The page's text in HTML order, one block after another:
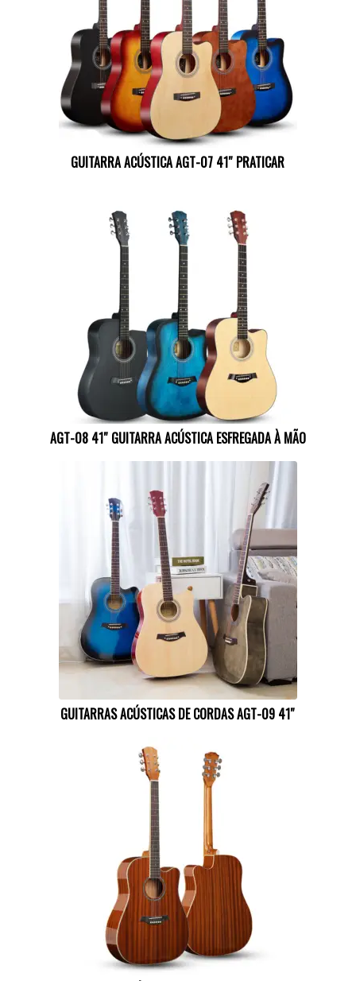
GUITARRA ACÚSTICA AGT-07 41″ PRATICAR
AGT-08 41″ GUITARRA ACÚSTICA ESFREGADA À MÃO
GUITARRAS ACÚSTICAS DE CORDAS AGT-09 41″